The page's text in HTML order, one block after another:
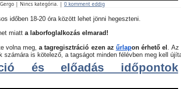
| Nincs kategória. | 0 komment eddig
időben 18-20 óra között lehet jönni hegeszteni.
miatt a laborfoglalkozás elmarad!
volna meg, a tagregisztráció ezen az űrlapon érhető el . Az
számára is kötelező, a tagságot minden félévben meg kell
és előadás időpontok